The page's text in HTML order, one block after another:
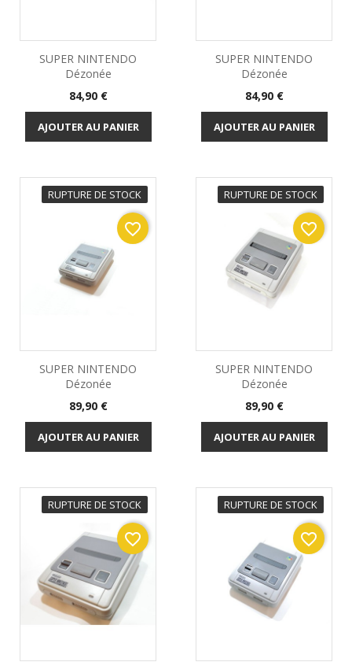
SUPER NINTENDO
Dézonée
Prix
84,90 €
AJOUTER AU PANIER
SUPER NINTENDO
Dézonée
Prix
84,90 €
AJOUTER AU PANIER
RUPTURE DE STOCK
SUPER NINTENDO
Dézonée
Prix
89,90 €
AJOUTER AU PANIER
favorite_border
RUPTURE DE STOCK
SUPER NINTENDO
Dézonée
Prix
89,90 €
AJOUTER AU PANIER
favorite_border
RUPTURE DE STOCK
favorite_border
RUPTURE DE STOCK
favorite_border